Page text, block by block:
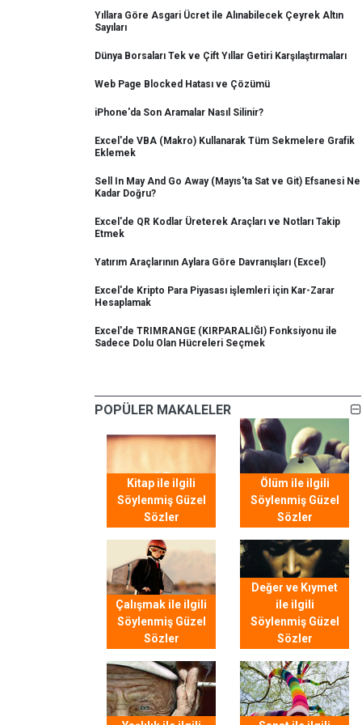
Yıllara Göre Asgari Ücret ile Alınabilecek Çeyrek Altın
Sayıları
Dünya Borsaları Tek ve Çift Yıllar Getiri Karşılaştırmaları
Web Page Blocked Hatası ve Çözümü
iPhone'da Son Aramalar Nasıl Silinir?
Excel'de VBA (Makro) Kullanarak Tüm Sekmelere Grafik
Eklemek
Sell In May And Go Away (Mayıs'ta Sat ve Git) Efsanesi Ne
Kadar Doğru?
Excel'de QR Kodlar Üreterek Araçları ve Notları Takip
Etmek
Yatırım Araçlarının Aylara Göre Davranışları (Excel)
Excel'de Kripto Para Piyasası işlemleri için Kar-Zarar
Hesaplamak
Excel'de TRIMRANGE (KIRPARALIĞI) Fonksiyonu ile
Sadece Dolu Olan Hücreleri Seçmek
POPÜLER MAKALELER
Kitap ile ilgili
Söylenmiş Güzel
Sözler
Ölüm ile ilgili
Söylenmiş Güzel
Sözler
Çalışmak ile ilgili
Söylenmiş Güzel
Sözler
Değer ve Kıymet
ile ilgili
Söylenmiş Güzel
Sözler